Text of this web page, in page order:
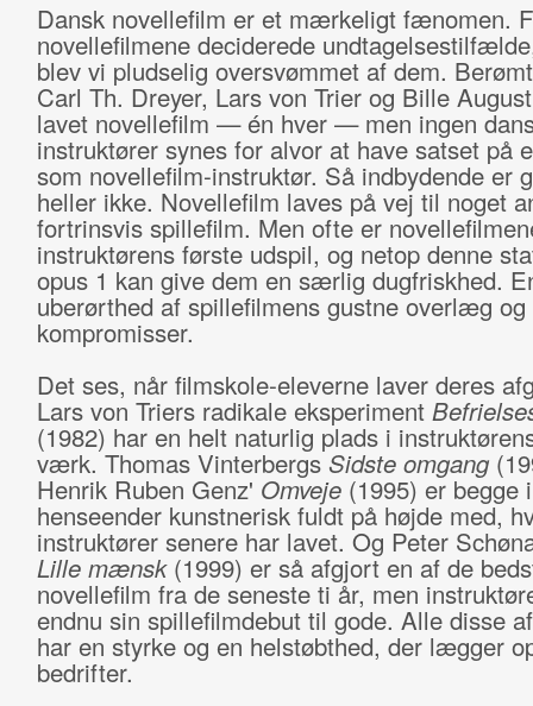
Dansk novellefilm er et mærkeligt fænomen.
novellefilmene deciderede
blev vi pludselig oversvømmet af dem.
Carl Th. Dreyer, Lars von Trier og Bille
lavet novellefilm — én hver — men ingen
instruktører synes for alvor at have satset på
som novellefilm-instruktør. Så indbydende er
heller ikke. Novellefilm laves på vej til noget
fortrinsvis spillefilm. Men ofte er
instruktørens første udspil, og netop denne
opus 1 kan give dem en særlig dugfriskhed.
uberørthed af spillefilmens gustne overlæg
kompromisser.
Det ses, når filmskole-eleverne laver deres
Lars von Triers radikale eksperiment
(1982) har en helt naturlig plads i
værk. Thomas VinterbergsSidste omgang
Henrik Ruben Genz' Omveje(1995) er begge
henseender kunstnerisk fuldt på højde med,
instruktører senere har lavet. Og Peter
Lille mænsk(1999) er så afgjort en af de
novellefilm fra de seneste ti år, men
endnu sin spillefilmdebut til gode. Alle disse
har en styrke og en helstøbthed, der lægger
bedrifter.